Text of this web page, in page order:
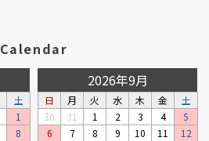
Calendar
土
1
8
2026年9月
日 月 火 水 木 金
土
30
31 1 2 3 4
5
6
7 8 9 10 11
12